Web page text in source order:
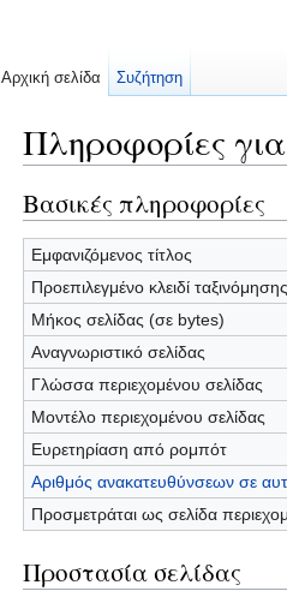
Πληροφορίες
Βασικές πληροφορίες
Εμφανιζόμενος τίτλος
Προεπιλεγμένο κλειδί ταξινόμησης
Μήκος σελίδας (σε bytes)
Αναγνωριστικό σελίδας
Γλώσσα περιεχομένου σελίδας
Μοντέλο περιεχομένου σελίδας
Ευρετηρίαση από ρομπότ
Αριθμός ανακατευθύνσεων σε
Προσμετράται ως σελίδα
Προστασία σελίδας
Αρχική σελίδα Συζήτηση